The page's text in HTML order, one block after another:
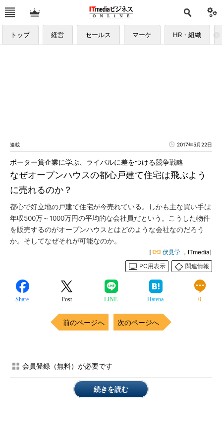
トップ 経営 セールス マーケ HR・組織
連載 2017年5月22日
なぜオープンハウスの都心戸建て住宅は飛ぶよう
に売れるのか？
ポーター賞企業に学ぶ、ライバルに差をつける競争戦略
都心で好立地の戸建て住宅が今売れている。しかも主な買い手は
年収500万～1000万円の平均的な会社員だという。こうした物件
を販売するのがオープンハウスとはどのような会社なのだろう
か。そしてなぜそれが可能なのか。
[ 伏見学 ，ITmedia]
PC用表示
関連情報
Share Post LINE Hatena 0
前のページへ 次のページへ
会員登録（無料）が必要です
続きを読む